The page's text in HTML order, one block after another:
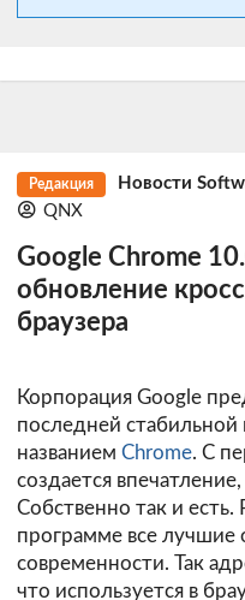
Редакция Новости
QNX
Google Chrome
обновление
браузера
Корпорация Google
последней стабильной
названием Chrome. С
создается
Собственно так и
программе все лучшие
современности. Так
что используется в